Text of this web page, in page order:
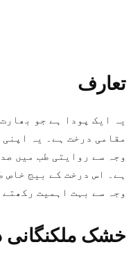
تعارف
یہ ایک پودا ہے جو
مقامی درخت ہے۔ یہ
وجہ سے روایتی طب میں
ہے۔ اس درخت کے بیج
وجہ سے بہت اہمیت رکھتے
خشک